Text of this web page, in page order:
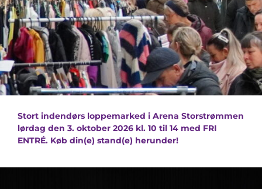
Stort indendørs loppemarked i Arena Storstrømmen
lørdag den 3. oktober 2026 kl. 10 til 14 med FRI
ENTRÉ. Køb din(e) stand(e) herunder!